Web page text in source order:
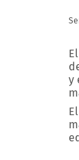
El
y
El